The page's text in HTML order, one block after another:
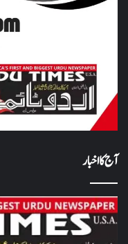
آج کا اخبار